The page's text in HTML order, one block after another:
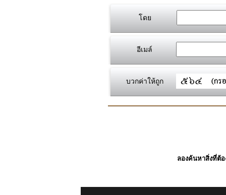
โดย
อีเมล์
บวกค่าให้ถูก
ลองค้นหาสิ่งที่ต้อ